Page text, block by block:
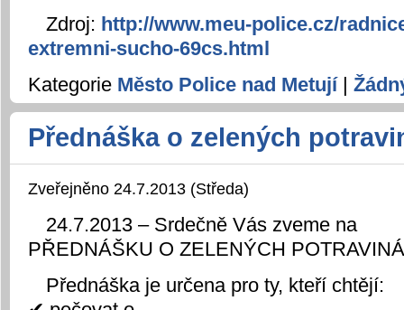
Zdroj: http://www.meu-police.cz/
extremni-sucho-69cs.html
Kategorie Město Police nad Metují|
Přednáška o zelených
Zveřejněno 24.7.2013 (Středa)
24.7.2013 – Srdečně Vás zveme na
PŘEDNÁŠKU O ZELENÝCH
Přednáška je určena pro ty, kteří chtějí: